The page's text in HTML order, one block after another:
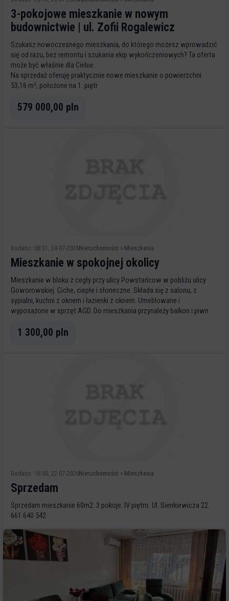
3-pokojowe mieszkanie w nowym
budownictwie | ul. Zofii Rogalewicz
Szukasz nowoczesnego mieszkania, do którego możesz wprowadzić
się od razu, bez remontu i szukania ekip wykończeniowych? Ta oferta
może być właśnie dla Ciebie.
Na sprzedaż oferuję praktycznie nowe mieszkanie o powierzchni
53,16 m², położone na 1. piętr
579 000,00 pln
Dodano: 08:31, 24-07-2026Nieruchomości » Mieszkania
Mieszkanie w spokojnej okolicy
Mieszkanie w bloku z cegły przy ulicy Powstańcow w pobliżu ulicy
Goworowskiej. Ciche, ciepłe i słoneczne. Składa się z salonu, z
sypialni, kuchni z oknem i łazienki z oknem. Umeblowane i
wyposażone w sprzęt AGD. Do mieszkania przynależy balkon i piwn
1 300,00 pln
Dodano: 16:50, 22-07-2026Nieruchomości » Mieszkania
Sprzedam
Sprzedam mieszkanie 60m2. 3 pokoje. IV piętro. Ul. Sienkiewicza 22.
661 640 542